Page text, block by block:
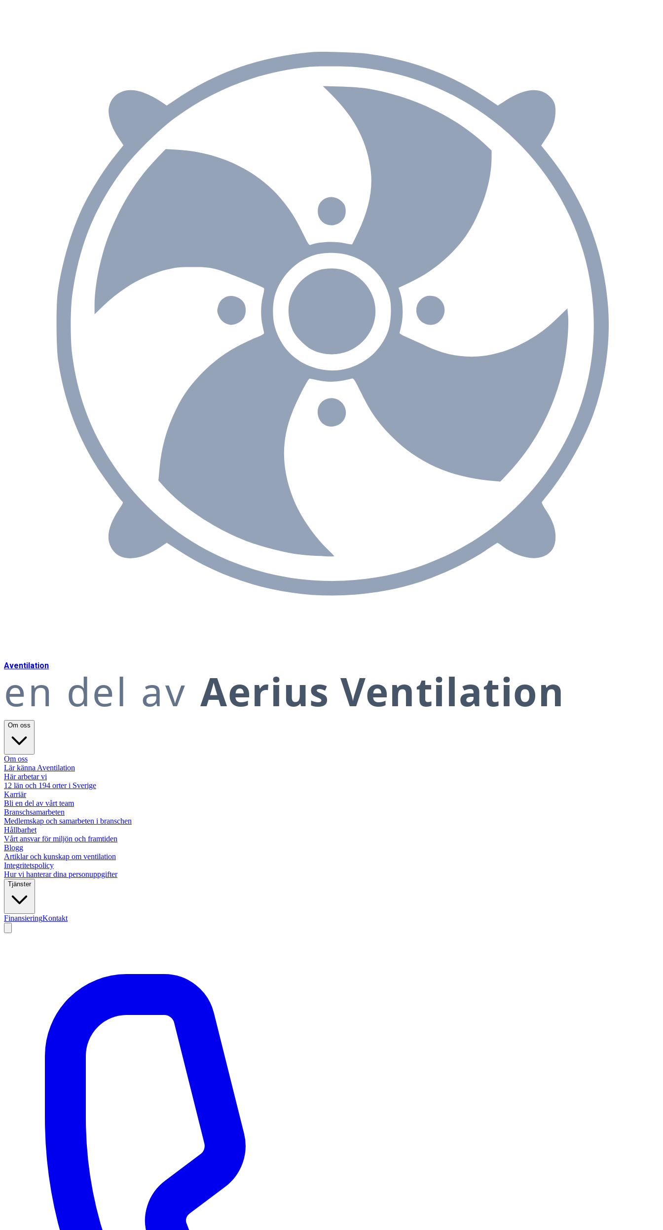
Aventilation
en del av Aerius Ventilation
Om oss
Om oss
Lär känna Aventilation
Här arbetar vi
12 län och 194 orter i Sverige
Karriär
Bli en del av vårt team
Branschsamarbeten
Medlemskap och samarbeten i branschen
Hållbarhet
Vårt ansvar för miljön och framtiden
Blogg
Artiklar och kunskap om ventilation
Integritetspolicy
Hur vi hanterar dina personuppgifter
Tjänster
FinansieringKontakt